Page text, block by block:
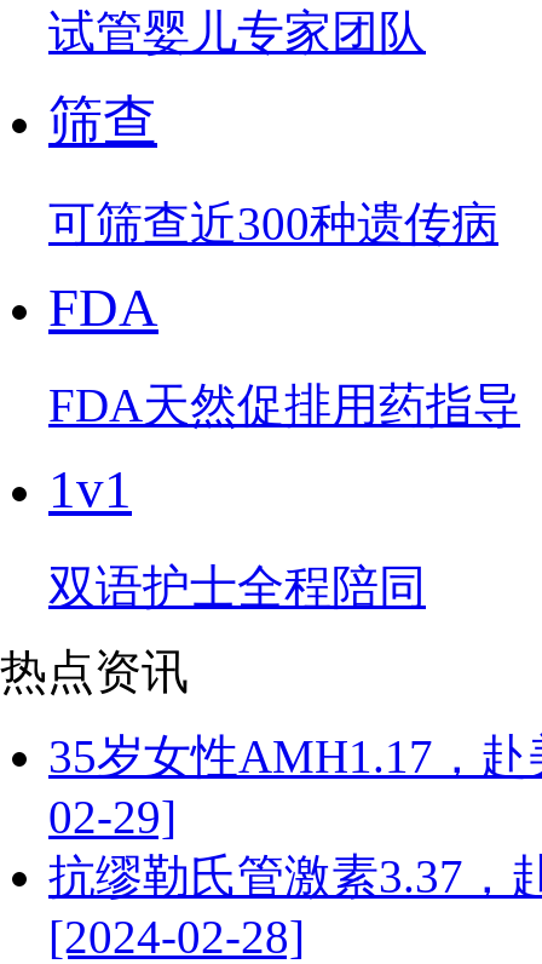
试管婴儿专家团队
筛查
可筛查近300种遗传病
FDA
FDA天然促排用药指导
1v1
双语护士全程陪同
热点资讯
35岁女性AMH1.17，
02-29]
抗缪勒氏管激素3.37，
[2024-02-28]